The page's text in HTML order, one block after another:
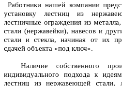
Работники нашей компании
установку лестниц из
лестничные ограждения из
стали (нержавейки), навесов и
стали и стекла, начиная от их
сдачей объекта «под ключ».
Наличие собственного
индивидуального подхода к
лестниц из нержавеющей стали,